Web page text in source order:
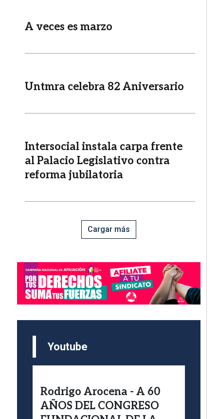
A veces es marzo
Untmra celebra 82 Aniversario
Intersocial instala carpa frente
al Palacio Legislativo contra
reforma jubilatoria
Cargar más
Imagen
Youtube
Rodrigo Arocena - A 60
AÑOS DEL CONGRESO